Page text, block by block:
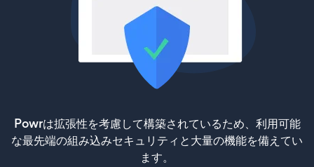
Powrは拡張性を考慮して構築されているため、利用可能
な最先端の組み込みセキュリティと大量の機能を備えてい
ます。